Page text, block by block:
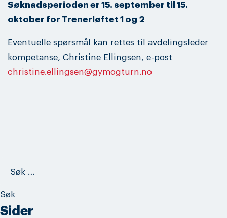
Søknadsperioden er 15. september til 15.
oktober for Trenerløftet 1 og 2
Eventuelle spørsmål kan rettes til avdelingsleder
kompetanse, Christine Ellingsen, e-post
christine.ellingsen@gymogturn.no
Sider